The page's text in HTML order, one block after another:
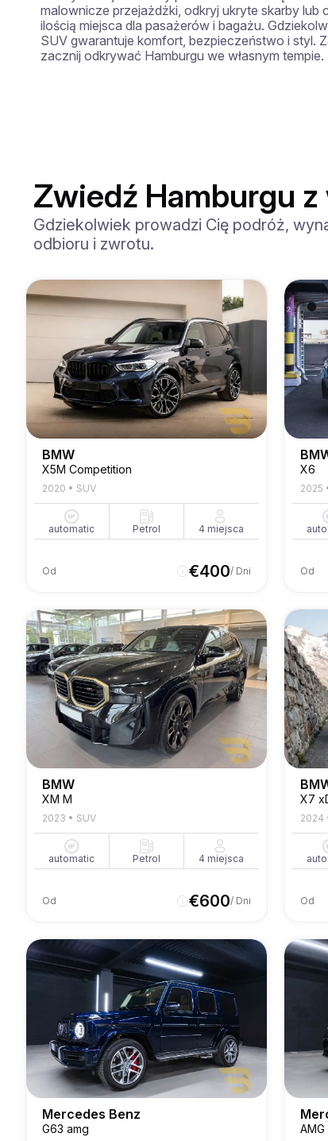
malownicze przejażdżki, odkryj ukryte skarby lub
ilością miejsca dla pasażerów i bagażu.
SUV gwarantuje komfort, bezpieczeństwo i styl.
zacznij odkrywać Hamburgu we własnym tempie.
Zwiedź Hamburgu
Gdziekolwiek prowadzi Cię podróż,
odbioru i zwrotu.
BMW
X5M Competition
2020 • SUV
automatic Petrol 4 miejsca
Od €400/ Dni
X6
2025
Od
BMW
XM M
2023 • SUV
automatic Petrol 4 miejsca
Od €600/ Dni
X7
2024
Od
Mercedes Benz
G63 amg AMG